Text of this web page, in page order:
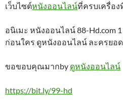
เว็บไซต์หนังออนไลน์ที่ครบเครื่อ
อนิเมะ หนังออนไลน์ 88-Hd.com
ก่อนใคร ดูหนังออนไลน์ ละครยอด
ขอขอบคุณมากby ดูหนังออนไลน์
https://bit.ly/99-hd